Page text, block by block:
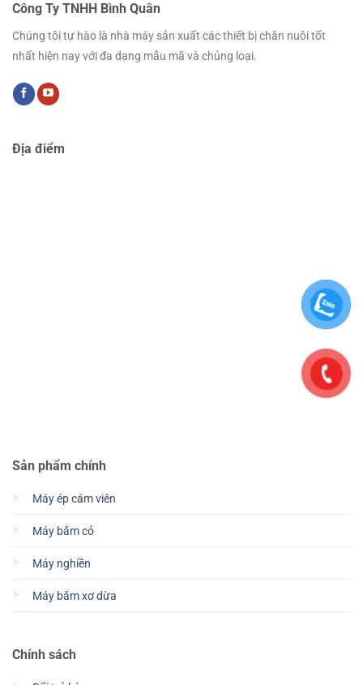
Công Ty TNHH Bình Quân
Chúng tôi tự hào là nhà máy sản xuất các thiết bị chăn nuôi tốt
nhất hiện nay với đa dạng mẫu mã và chủng loại.
Sản phẩm chính
Máy ép cám viên
Máy băm cỏ
Máy nghiền
Máy băm xơ dừa
Chính sách
Địa điểm